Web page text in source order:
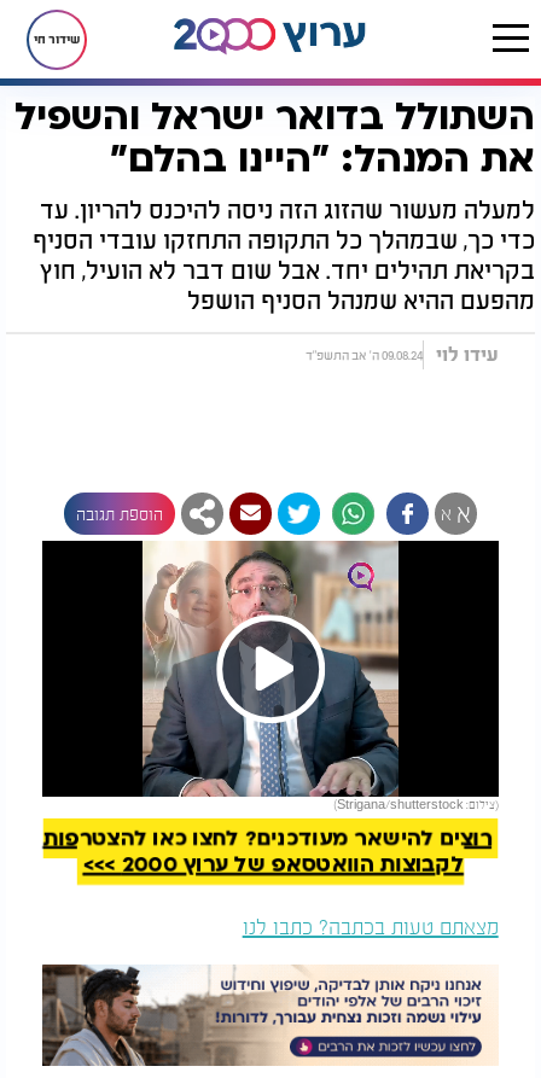
שידור חי
דף הבית יהדות לקראת שבת השתולל בדואר ישראל והשפיל את המנהל: "היינו בהלם"
השתולל בדואר ישראל והשפיל
את המנהל: "היינו בהלם"
למעלה מעשור שהזוג הזה ניסה להיכנס להריון. עד
כדי כך, שבמהלך כל התקופה התחזקו עובדי הסניף
בקריאת תהילים יחד. אבל שום דבר לא הועיל, חוץ
מהפעם ההיא שמנהל הסניף הושפל
עידו לוי 09.08.24 ה' אב התשפ"ד
א א הוספת תגובה
Play
Video
(צילום: Strigana/shutterstock)
להמשך קריאה
רוצים להישאר מעודכנים? לחצו כאן להצטרפות
לקבוצות הוואטסאפ של ערוץ 2000 >>>
מצאתם טעות בכתבה? כתבו לנו